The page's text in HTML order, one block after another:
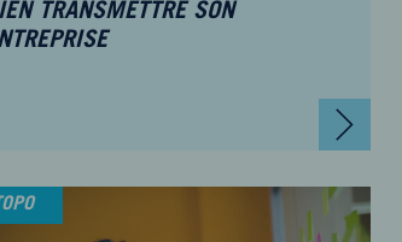
TRANSMETTRE SON